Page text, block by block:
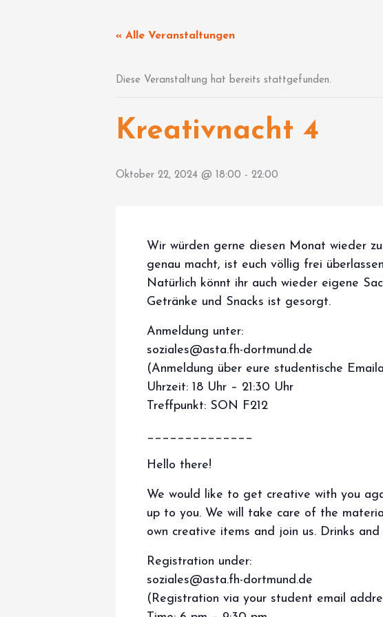
« Alle Veranstaltungen
Diese Veranstaltung hat bereits stattgefunden.
Kreativnacht 4
Oktober 22, 2024 @ 18:00 - 22:00
Wir würden gerne diesen Monat wieder
genau macht, ist euch völlig frei
Natürlich könnt ihr auch wieder eigene
Getränke und Snacks ist gesorgt.
Anmeldung unter:
soziales@asta.fh-dortmund.de
(Anmeldung über eure studentische
Uhrzeit: 18 Uhr – 21:30 Uhr
Treffpunkt: SON F212
______________
Hello there!
We would like to get creative with you
up to you. We will take care of the
own creative items and join us. Drinks
Registration under:
soziales@asta.fh-dortmund.de
(Registration via your student email